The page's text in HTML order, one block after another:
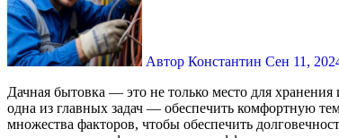
Автор Константин Сен 11,
Дачная бытовка — это не только место для хранения инструментов и садовой техники, но и удобное минимальное жилье, особенно если вы планируете использовать её круглый год. Однако
одна из главных задач — обеспечить комфортную
множества факторов, чтобы обеспечить